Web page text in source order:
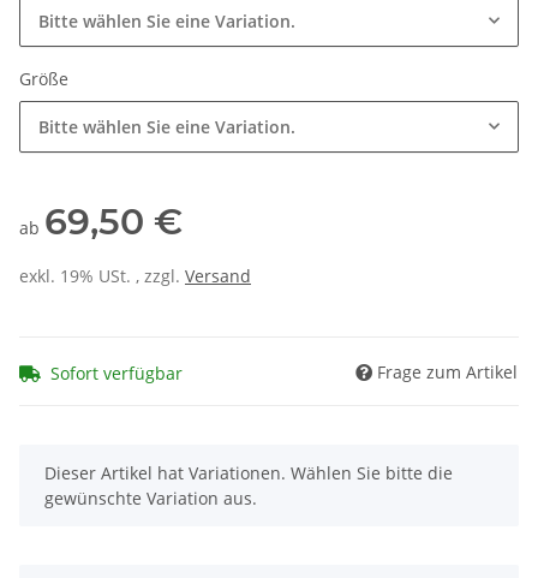
Bitte wählen Sie eine Variation.
Größe
Bitte wählen Sie eine Variation.
ab 69,50 €
exkl. 19% USt. , zzgl. Versand
Sofort verfügbar Frage zum Artikel
x
Dieser Artikel hat Variationen. Wählen Sie bitte die
gewünschte Variation aus.